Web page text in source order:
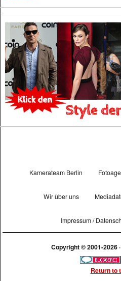
Kamerateam Berlin
Wir über uns
Impressum /
Copyright © 2001-2026 ·
Return to